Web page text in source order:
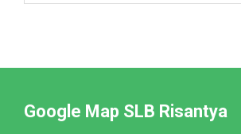
Google Map SLB Risantya